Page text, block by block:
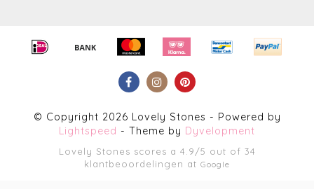
© Copyright 2026 Lovely Stones - Powered by
Lightspeed - Theme by Dyvelopment
Lovely Stones scores a 4.9/5 out of 34
klantbeoordelingen at Google